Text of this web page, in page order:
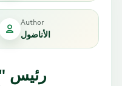
Author
الأناضول
رئيس